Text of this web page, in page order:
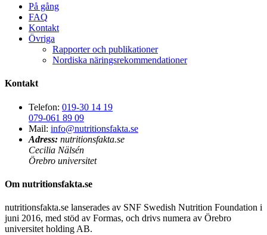
På gång
FAQ
Kontakt
Övriga
Rapporter och publikationer
Nordiska näringsrekommendationer
Kontakt
Telefon: 019-30 14 19
079-061 89 09
Mail: info@nutritionsfakta.se
Adress: nutritionsfakta.se
Cecilia Nälsén
Örebro universitet
Om nutritionsfakta.se
nutritionsfakta.se lanserades av SNF Swedish Nutrition Foundation i
juni 2016, med stöd av Formas, och drivs numera av Örebro
universitet holding AB.